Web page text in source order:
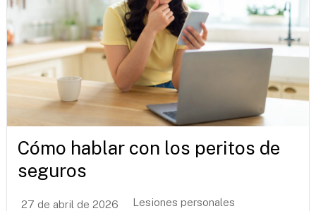
Cómo hablar con los peritos de
seguros
27 de abril de 2026 Lesiones personales